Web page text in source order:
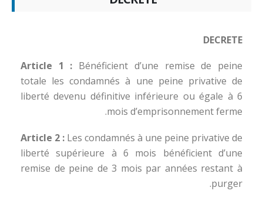
DECRETE
Article 1 : Bénéficient d’une remise de peine
totale les condamnés à une peine privative de
liberté devenu définitive inférieure ou égale à 6
mois d’emprisonnement ferme.
Article 2 : Les condamnés à une peine privative de
liberté supérieure à 6 mois bénéficient d’une
remise de peine de 3 mois par années restant à
purger.